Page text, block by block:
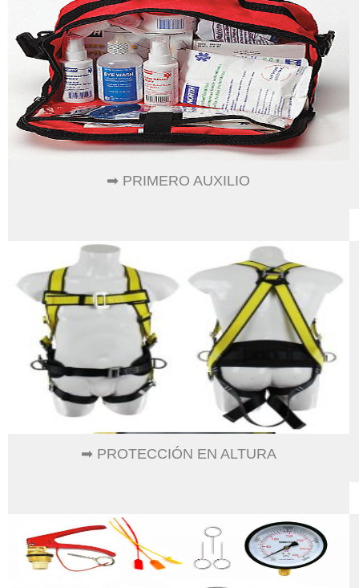
➡ PRIMERO AUXILIO
➡ PROTECCIÓN EN ALTURA